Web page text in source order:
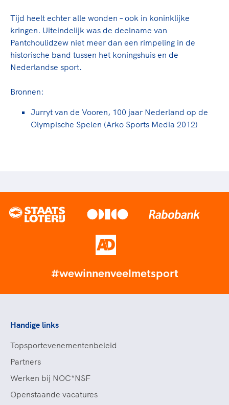
Tijd heelt echter alle wonden – ook in koninklijke
kringen. Uiteindelijk was de deelname van
Pantchoulidzew niet meer dan een rimpeling in de
historische band tussen het koningshuis en de
Nederlandse sport.
Bronnen:
Jurryt van de Vooren, 100 jaar Nederland op de
Olympische Spelen (Arko Sports Media 2012)
#wewinnenveelmetsport
Handige links
Topsportevenementenbeleid
Partners
Werken bij NOC*NSF
Openstaande vacatures